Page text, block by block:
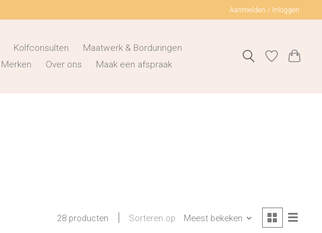
Aanmelden / Inloggen
Kolfconsulten
Maatwerk & Borduringen
Merken Over ons Maak een afspraak
28 producten Sorteren op Meest bekeken